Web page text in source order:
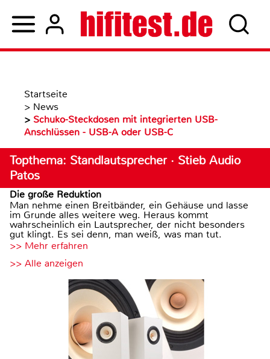
Startseite
> News
> Schuko-Steckdosen mit integrierten USB-
Anschlüssen - USB-A oder USB-C
Topthema: Standlautsprecher · Stieb Audio
Patos
Die große Reduktion
Man nehme einen Breitbänder, ein Gehäuse und lasse
im Grunde alles weitere weg. Heraus kommt
wahrscheinlich ein Lautsprecher, der nicht besonders
gut klingt. Es sei denn, man weiß, was man tut.
>> Mehr erfahren
>> Alle anzeigen